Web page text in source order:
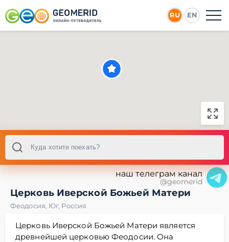
RU EN
наш телеграм канал
@geomerid
Церковь Иверской Божьей Матери
Феодосия, Юг, Россия
Церковь Иверской Божьей Матери является
древнейшей церковью Феодосии. Она